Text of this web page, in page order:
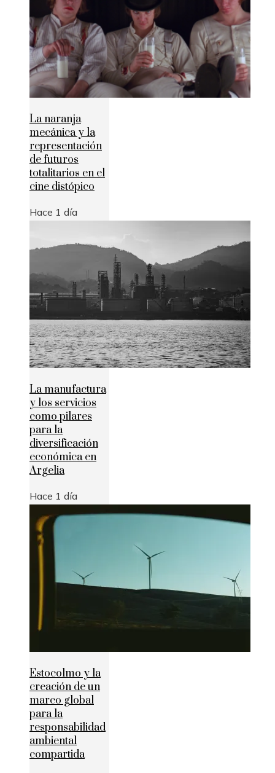
La naranja
mecánica y la
representación
de futuros
totalitarios en el
cine distópico
Hace 1 día
La manufactura
y los servicios
como pilares
para la
diversificación
económica en
Argelia
Hace 1 día
Estocolmo y la
creación de un
marco global
para la
responsabilidad
ambiental
compartida